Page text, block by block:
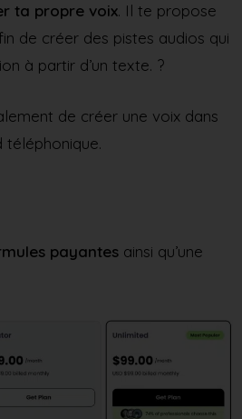
ta propre voix. Il te propose
de créer des pistes audios qui
à partir d’un texte. ?️
de créer une voix dans
téléphonique.
payantes ainsi qu’une